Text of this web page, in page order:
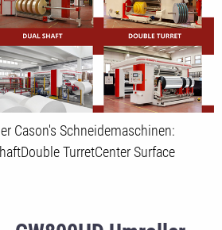
Cason's Schneidemaschinen:
TurretCenter Surface